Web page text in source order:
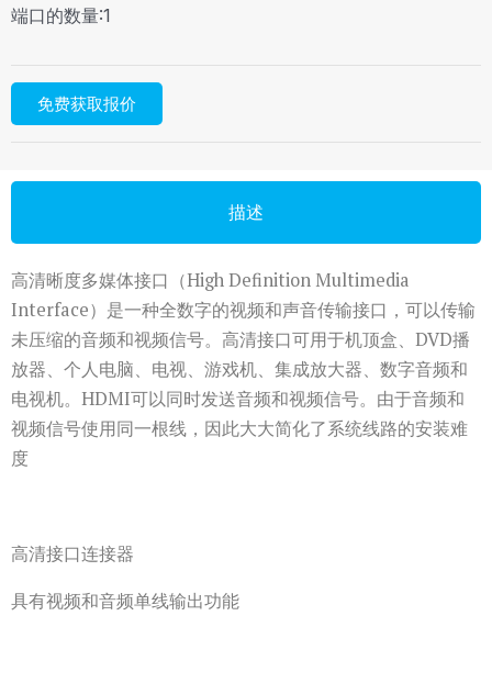
端口的数量:1
免费获取报价
描述
高清晰度多媒体接口（High Definition Multimedia
Interface）是一种全数字的视频和声音传输接口，可以传输
未压缩的音频和视频信号。高清接口可用于机顶盒、DVD播
放器、个人电脑、电视、游戏机、集成放大器、数字音频和
电视机。HDMI可以同时发送音频和视频信号。由于音频和
视频信号使用同一根线，因此大大简化了系统线路的安装难
度
高清接口连接器
具有视频和音频单线输出功能